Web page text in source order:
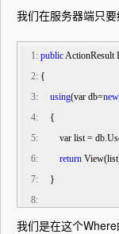
我们在服务器端只
   1:
public ActionResult
   2:
{
   3:
using(var db=new
   4:
     {
   5:
var list =
   6:
return
   7:
     }
   8:
   9:
}
我们是在这个